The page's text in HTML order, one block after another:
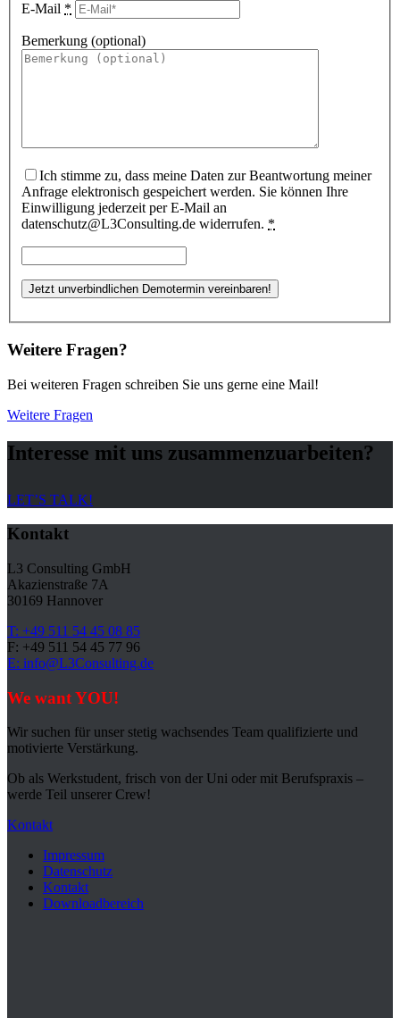
E-Mail *
Bemerkung (optional)
Ich stimme zu, dass meine Daten zur Beantwortung meiner
Anfrage elektronisch gespeichert werden. Sie können Ihre
Einwilligung jederzeit per E-Mail an
datenschutz@L3Consulting.de widerrufen. *
Weitere Fragen?
Bei weiteren Fragen schreiben Sie uns gerne eine Mail!
Weitere Fragen
Interesse mit uns zusammenzuarbeiten?
LET’S TALK!
Kontakt
L3 Consulting GmbH
Akazienstraße 7A
30169 Hannover
T: +49 511 54 45 08 85
F: +49 511 54 45 77 96
E: info@L3Consulting.de
We want YOU!
Wir suchen für unser stetig wachsendes Team qualifizierte und
motivierte Verstärkung.
Ob als Werkstudent, frisch von der Uni oder mit Berufspraxis –
werde Teil unserer Crew!
Kontakt
Impressum
Datenschutz
Kontakt
Downloadbereich